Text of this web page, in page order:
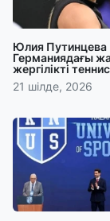
Юлия Путинцева
Германиядағы
жергілікті
21 шілде, 2026